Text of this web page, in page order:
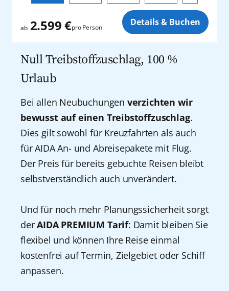
Singapur
Teneriffa
Tokio
Warnemünde
ab 2.599 €pro Person Details & Buchen
Null Treibstoffzuschlag, 100 %
Urlaub
Bei allen Neubuchungen verzichten wir
bewusst auf einen Treibstoffzuschlag.
Dies gilt sowohl für Kreuzfahrten als auch
für AIDA An- und Abreisepakete mit Flug.
Der Preis für bereits gebuchte Reisen bleibt
selbstverständlich auch unverändert.
Und für noch mehr Planungssicherheit sorgt
derAIDA PREMIUM Tarif: Damit bleiben Sie
flexibel und können Ihre Reise einmal
kostenfrei auf Termin, Zielgebiet oder Schiff
anpassen.